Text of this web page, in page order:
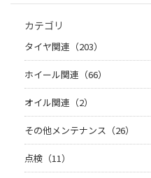
カテゴリ
タイヤ関連（203）
ホイール関連（66）
オイル関連（2）
その他メンテナンス（26）
点検（11）